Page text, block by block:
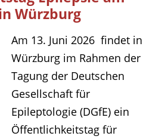
Würzburg
Am 13. Juni 2026 findet in
Würzburg im Rahmen der
Tagung der Deutschen
Gesellschaft für
Epileptologie (DGfE) ein
Öffentlichkeitstag für